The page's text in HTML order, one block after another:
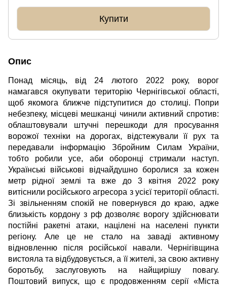
Купити
Опис
Понад місяць, від 24 лютого 2022 року, ворог
намагався окупувати територію Чернігівської області,
щоб якомога ближче підступитися до столиці. Попри
небезпеку, місцеві мешканці чинили активний спротив:
облаштовували штучні перешкоди для просування
ворожої техніки на дорогах, відстежували її рух та
передавали інформацію Збройним Силам України,
тобто робили усе, аби оборонці стримали наступ.
Українські військові відчайдушно боролися за кожен
метр рідної землі та вже до 3 квітня 2022 року
витіснили російського агресора з усієї території області.
Зі звільненням спокій не повернувся до краю, адже
близькість кордону з рф дозволяє ворогу здійснювати
постійні ракетні атаки, націлені на населені пункти
регіону. Але це не стало на заваді активному
відновленню після російської навали. Чернігівщина
вистояла та відбудовується, а її жителі, за свою активну
боротьбу, заслуговують на найщирішу повагу.
Поштовий випуск, що є продовженням серії «Міста